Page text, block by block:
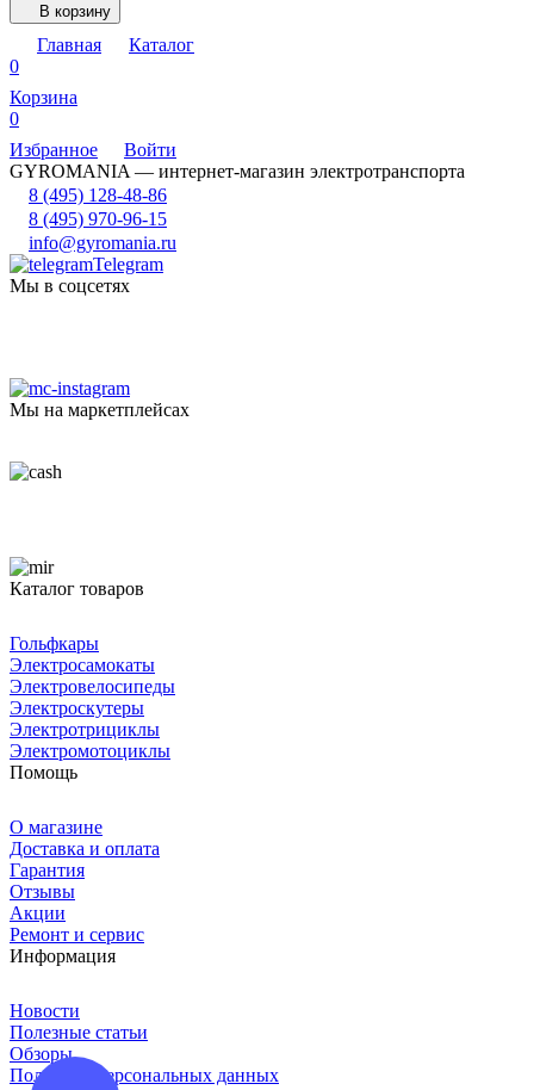
В корзину
Главная
Каталог
0
Корзина
0
Избранное
Войти
GYROMANIA — интернет-магазин электротранспорта
8 (495) 128-48-86
8 (495) 970-96-15
info@gyromania.ru
Telegram
Мы в соцсетях
Мы на маркетплейсах
Каталог товаров
Гольфкары
Электросамокаты
Электровелосипеды
Электроскутеры
Электротрициклы
Электромотоциклы
Помощь
О магазине
Доставка и оплата
Гарантия
Отзывы
Акции
Ремонт и сервис
Информация
Новости
Полезные статьи
Обзоры
Политика персональных данных